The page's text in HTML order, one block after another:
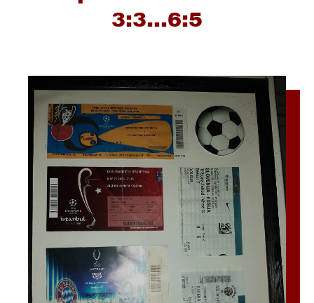
3:3...6:5